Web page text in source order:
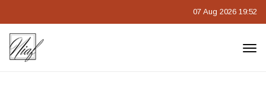
07 Aug 2026 19:52